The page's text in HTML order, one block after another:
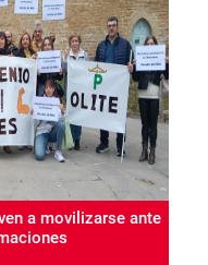
a movilizarse ante